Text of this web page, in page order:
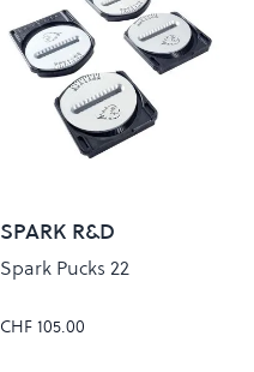
SPARK R&D
Spark Pucks 22
CHF 105.00